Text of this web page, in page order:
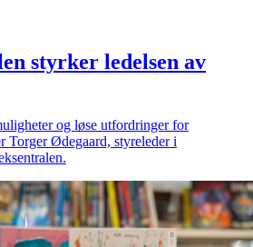
styrker ledelsen av
og løse utfordringer for
Torger Ødegaard, styreleder i